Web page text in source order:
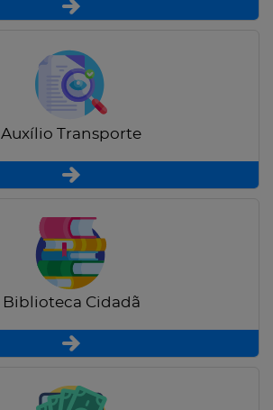
Auxílio Transporte
Biblioteca Cidadã